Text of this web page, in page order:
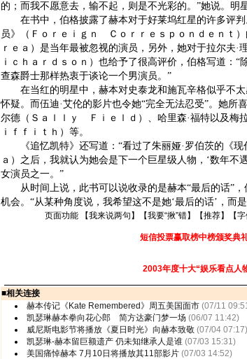
的；而我不愿意去，输不起，则是不光彩的。”她说。明
在书中，伯格披露了赫本对于好莱坞红星的许多评判
员》（Ｆｏｒｅｉｇｎ Ｃｏｒｒｅｓｐｏｎｄｅｎｔ
ｒｅａ）是当年最被忽视的演员，另外，她对于拉尔
ｉｃｈａｒｄｓｏｎ）也给予了很高评价，伯格写道：
查森爵士那样热衷于谈论一个男演员。”
在当红的明星中，赫本对史泰龙和施瓦辛格似乎不太
怀疑。而伍迪·艾伦的影片也令她“完全无法忍受”。她所
尔德（Ｓａｌｌｙ Ｆｉｅｌｄ）、哈里森·福特以及梅
ｉｆｆｉｔｈ）等。
《追忆凯特》还写道：“看过了朱丽娅·罗伯茨的《现
ａ）之后，我就认为她会是下一个巨星级人物，‘数年不
女演员之一。”
从时间上说，此书可以说收录的是赫本“最后的话”，
机会。“从某种角度说，我希望这不是她‘最后的话’，而是
页面功能 【我来说两句 】【我要“揪”错】【推荐】【字
短信投票赢取榜中榜颁奖典
2003年度十大“娱乐看点人
■相关连接
赫本传记《Kate Remembered》周五美国面市 (07/11
凯瑟琳赫本拳向花心郎 简方达豪门梦一场 (06/07 11:42)
威尼斯电影节将播放《夏日时光》向赫本致敬 (07/04 07:17)
凯瑟琳-赫本留巨额遗产 仍未知继承人是谁 (07/03 15:31)
美国痛悼赫本 7月10日将播放其11部影片 (07/03 14:52)